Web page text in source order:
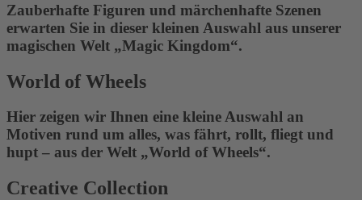
Zauberhafte Figuren und märchenhafte Szenen
erwarten Sie in dieser kleinen Auswahl aus unserer
magischen Welt „Magic Kingdom“.
World of Wheels
Hier zeigen wir Ihnen eine kleine Auswahl an
Motiven rund um alles, was fährt, rollt, fliegt und
hupt – aus der Welt „World of Wheels“.
Creative Collection